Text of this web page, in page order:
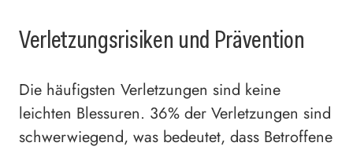
Verletzungsrisiken und Prävention
Die häufigsten Verletzungen sind keine
leichten Blessuren. 36% der Verletzungen sind
schwerwiegend, was bedeutet, dass Betroffene